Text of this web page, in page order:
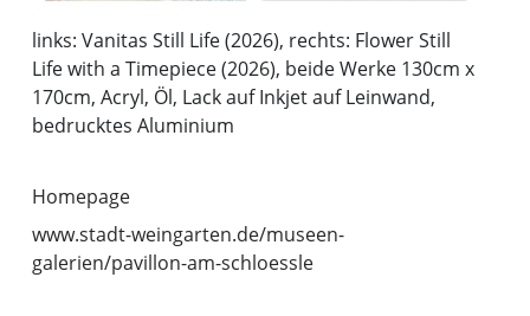
links: Vanitas Still Life (2026), rechts: Flower Still
Life with a Timepiece (2026), beide Werke 130cm x
170cm, Acryl, Öl, Lack auf Inkjet auf Leinwand,
bedrucktes Aluminium
Homepage
www.stadt-weingarten.de/museen-
galerien/pavillon-am-schloessle